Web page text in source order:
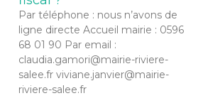
Par téléphone : nous n’avons de
ligne directe Accueil mairie : 0596
68 01 90 Par email :
claudia.gamori@mairie-riviere-
salee.fr viviane.janvier@mairie-
riviere-salee.fr